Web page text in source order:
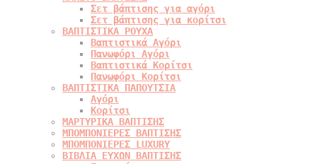
Σετ βάπτισης για αγόρι
Σετ βάπτισης για κορίτσι
ΒΑΠΤΙΣΤΙΚΑ ΡΟΥΧΑ
Βαπτιστικά Αγόρι
Πανωφόρι Αγόρι
Βαπτιστικά Κορίτσι
Πανωφόρι Κορίτσι
ΒΑΠΤΙΣΤΙΚΑ ΠΑΠΟΥΤΣΙΑ
Αγόρι
Κορίτσι
ΜΑΡΤΥΡΙΚΑ ΒΑΠΤΙΣΗΣ
ΜΠΟΜΠΟΝΙΕΡΕΣ ΒΑΠΤΙΣΗΣ
ΜΠΟΜΠΟΝΙΕΡΕΣ LUXURY
ΒΙΒΛΙΑ ΕΥΧΩΝ ΒΑΠΤΙΣΗΣ